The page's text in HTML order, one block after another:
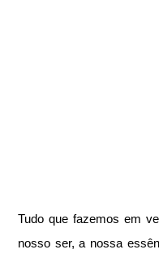
Tudo que fazemos em
nosso ser, a nossa